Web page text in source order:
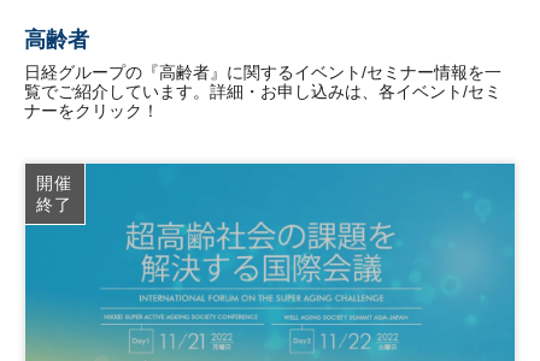
高齢者
日経グループの『高齢者』に関するイベント/セミナー情報を一
覧でご紹介しています。詳細・お申し込みは、各イベント/セミ
ナーをクリック！
開催
終了